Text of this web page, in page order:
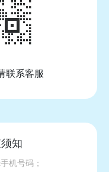
联系客服
知
机号码；